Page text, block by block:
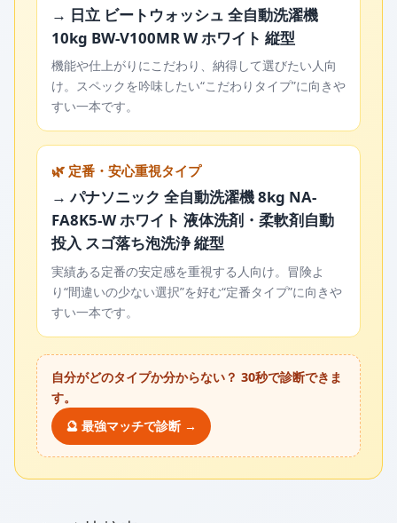
→ 日立 ビートウォッシュ 全自動洗濯機
10kg BW-V100MR W ホワイト 縦型
機能や仕上がりにこだわり、納得して選びたい人向
け。スペックを吟味したい“こだわりタイプ”に向きや
すい一本です。
🌿 定番・安心重視タイプ
→ パナソニック 全自動洗濯機 8kg NA-
FA8K5-W ホワイト 液体洗剤・柔軟剤自動
投入 スゴ落ち泡洗浄 縦型
実績ある定番の安定感を重視する人向け。冒険よ
り“間違いの少ない選択”を好む“定番タイプ”に向きや
すい一本です。
自分がどのタイプか分からない？ 30秒で診断できま
す。
🔮 最強マッチで診断 →